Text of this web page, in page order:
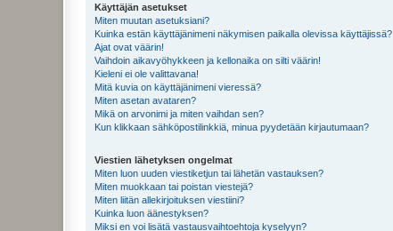
Käyttäjän asetukset
Miten muutan asetuksiani?
Kuinka estän käyttäjänimeni näkymisen paikalla olevissa käyttäjissä?
Ajat ovat väärin!
Vaihdoin aikavyöhykkeen ja kellonaika on silti väärin!
Kieleni ei ole valittavana!
Mitä kuvia on käyttäjänimeni vieressä?
Miten asetan avataren?
Mikä on arvonimi ja miten vaihdan sen?
Kun klikkaan sähköpostilinkkiä, minua pyydetään kirjautumaan?
Viestien lähetyksen ongelmat
Miten luon uuden viestiketjun tai lähetän vastauksen?
Miten muokkaan tai poistan viestejä?
Miten liitän allekirjoituksen viestiini?
Kuinka luon äänestyksen?
Miksi en voi lisätä vastausvaihtoehtoja kyselyyn?